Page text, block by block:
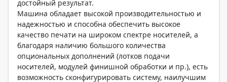
достойный результат.
Машина обладает высокой производительностью и
надежностью и способна обеспечить высокое
качество печати на широком спектре носителей, а
благодаря наличию большого количества
опциональных дополнений (лотков подачи
носителей, модулей финишной обработки и пр.), есть
возможность сконфигурировать систему, наилучшим